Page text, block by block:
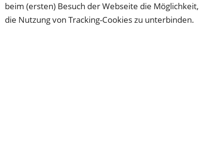
beim (ersten) Besuch der Webseite die Möglichkeit,
die Nutzung von Tracking-Cookies zu unterbinden.